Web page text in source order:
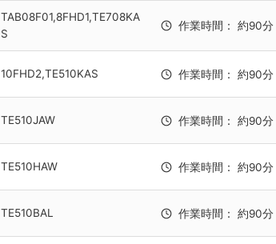
TAB08F01,8FHD1,TE708KA
S
作業時間： 約90分
10FHD2,TE510KAS 作業時間： 約90分
TE510JAW 作業時間： 約90分
TE510HAW 作業時間： 約90分
TE510BAL 作業時間： 約90分